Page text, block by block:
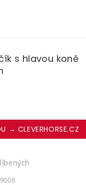
s hlavou koně
→ CLEVERHORSE.CZ
9008